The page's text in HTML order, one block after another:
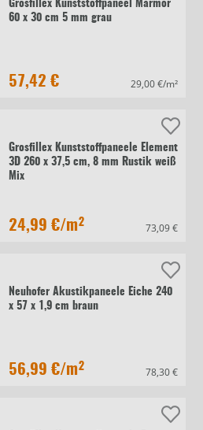
Grosfillex Kunststoffpaneel Marmor
60 x 30 cm 5 mm grau
57,42 € 29,00 €/m²
Grosfillex Kunststoffpaneele Element
3D 260 x 37,5 cm, 8 mm Rustik weiß
Mix
24,99 €/m² 73,09 €
Neuhofer Akustikpaneele Eiche 240
x 57 x 1,9 cm braun
56,99 €/m² 78,30 €